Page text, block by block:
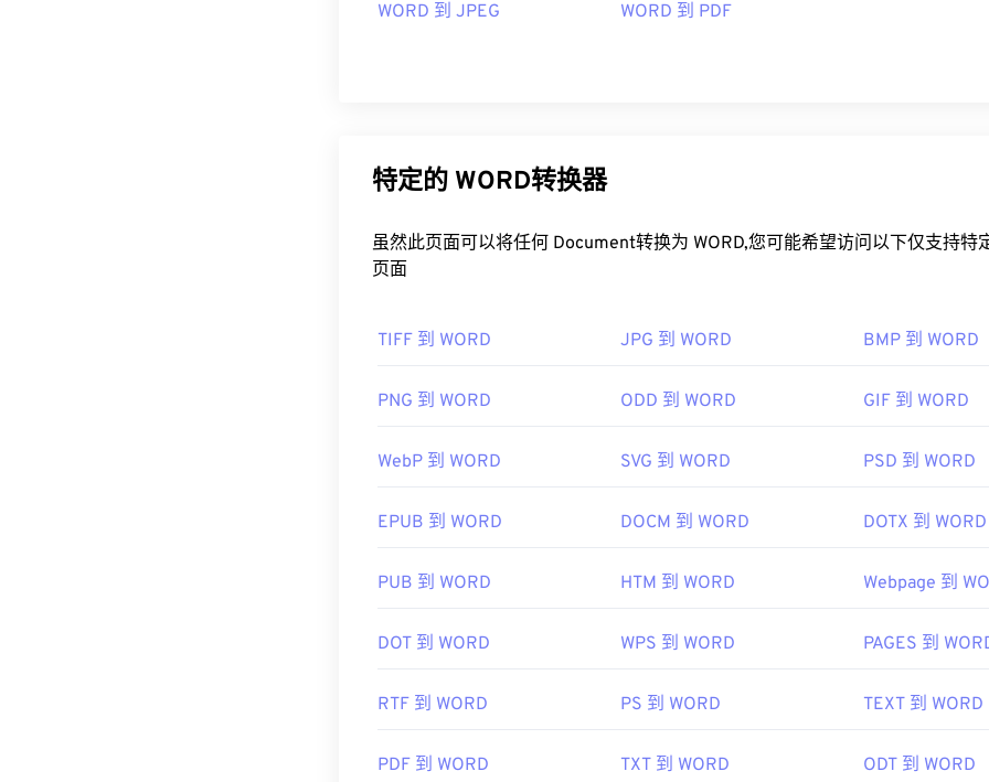
WORD 到 JPEG WORD 到 PDF
特定的 WORD转换器
虽然此页面可以将任何 Document转换为 WORD,您可能希望访问以下仅支持特
页面
TIFF 到 WORD JPG 到 WORD BMP 到 WORD
PNG 到 WORD ODD 到 WORD GIF 到 WORD
WebP 到 WORD SVG 到 WORD PSD 到 WORD
EPUB 到 WORD DOCM 到 WORD DOTX 到 WORD
PUB 到 WORD HTM 到 WORD Webpage 到
DOT 到 WORD WPS 到 WORD PAGES 到
RTF 到 WORD PS 到 WORD TEXT 到 WORD
PDF 到 WORD TXT 到 WORD ODT 到 WORD